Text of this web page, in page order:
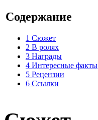
Содержание
1 Сюжет
2 В ролях
3 Награды
4 Интересные факты
5 Рецензии
6 Ссылки